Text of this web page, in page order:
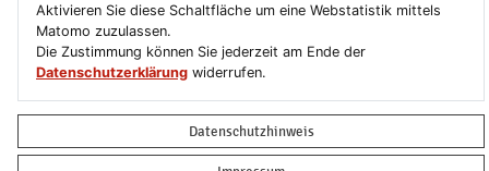
Aktivieren Sie diese Schaltfläche um eine Webstatistik mittels
Matomo zuzulassen.
Die Zustimmung können Sie jederzeit am Ende der
Datenschutzerklärung widerrufen.
Datenschutzhinweis
Sitemap
Copyright © 2019-2026 Stadt Schönebeck (Elbe)